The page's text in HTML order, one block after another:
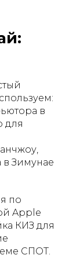
в
для
в Зимунае
по
Apple
КИЗ для
СПОТ.